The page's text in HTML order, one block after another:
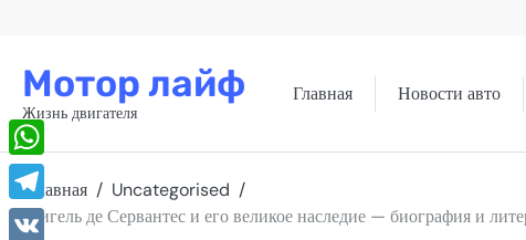
содержимому
Мотор лайф
Жизнь двигателя
Главная Новости авто
Главная
Uncategorised
Мигель де Сервантес и его великое наследие — биография и
WhatsApp
Telegram